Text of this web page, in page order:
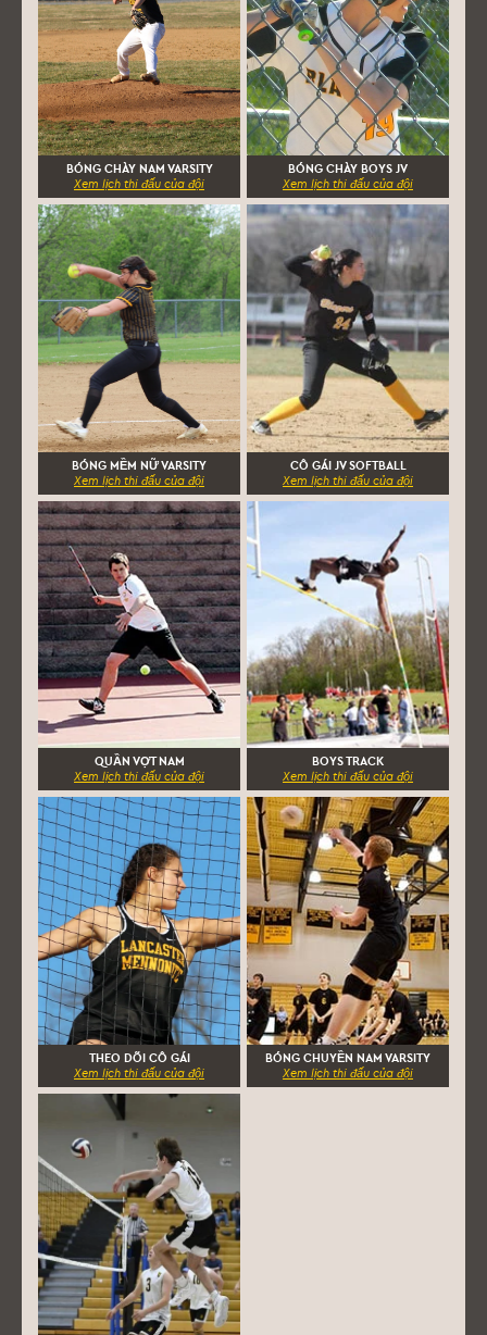
BÓNG CHÀY NAM VARSITY
Xem lịch thi đấu của đội
BÓNG CHÀY BOYS JV
Xem lịch thi đấu của đội
BÓNG MỀM NỮ VARSITY
Xem lịch thi đấu của đội
CÔ GÁI JV SOFTBALL
Xem lịch thi đấu của đội
QUẦN VỢT NAM
Xem lịch thi đấu của đội
BOYS TRACK
Xem lịch thi đấu của đội
THEO DÕI CÔ GÁI
Xem lịch thi đấu của đội
BÓNG CHUYỀN NAM VARSITY
Xem lịch thi đấu của đội